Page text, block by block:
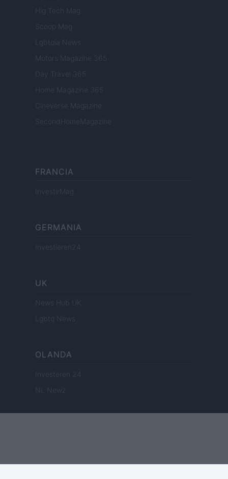
Hig Tech Mag
Scoop Mag
Lgbtqia News
Motors Magazine 365
Day Travel 365
Home Magazine 365
Cineverse Magazine
SecondHomeMagazine
FRANCIA
InvestirMag
GERMANIA
Investieren24
UK
News Hub UK
Lgbtq News
OLANDA
Investeren 24
NL Newz